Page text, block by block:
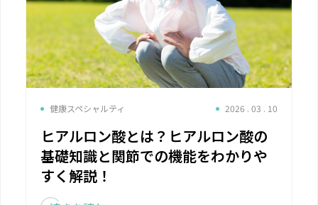
健康スペシャルティ 2026 . 03 . 10
ヒアルロン酸とは？ヒアルロン酸の
基礎知識と関節での機能をわかりや
すく解説！